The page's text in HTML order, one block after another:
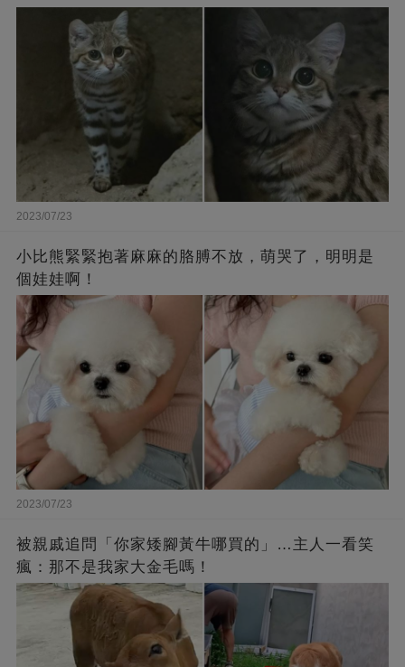
2023/07/23
小比熊緊緊抱著麻麻的胳膊不放，萌哭了，明明是
個娃娃啊！
2023/07/23
被親戚追問「你家矮腳黃牛哪買的」…主人一看笑
瘋：那不是我家大金毛嗎！